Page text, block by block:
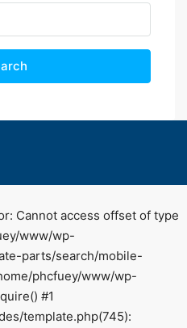
Cannot access offset of type
www/wp-
parts/search/mobile-
phcfuey/www/wp-
#1
template.php(745):